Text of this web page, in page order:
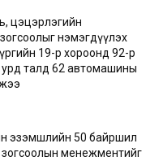
цэцэрлэгийн
нэмэгдүүлэх
19-р хороонд 92-р
талд 62 автомашины
эзэмшлийн 50 байршил
зогсоолын менежментийг